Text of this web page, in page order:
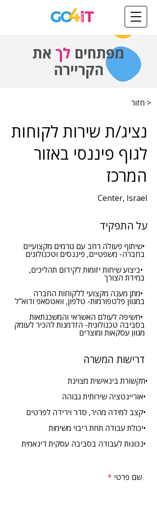
מפתחים לך את
הקריירה
< חזור
נציג/ת שירות לקוחות
לגוף פיננסי באזור
המרכז
Center, Israel
ללא ניסיון
תחום
תפקידים נוספים
על התפקיד
•שיתוף פעולה רחב עם גורמים מקצועיים
בחברה- משפטיים, פיננסים וטכנולוגים
•ביצוע שיחות יזומות לקידום תהליכים,
במידת הצורך
•מתן מענה מקצועי ללקוחות החברה
במגוון פלטפורמות- טלפון, וואטסאפ ודוא"ל
•חשיפה לעולם האשראי והמשכנתאות
בסביבה טכנולוגית- הזדמנות להכיר לעומק
מגוון עסקאות ומוצרים
דרישות המשרה
•תקשורת בינאישית מצוינת
שם פרטי